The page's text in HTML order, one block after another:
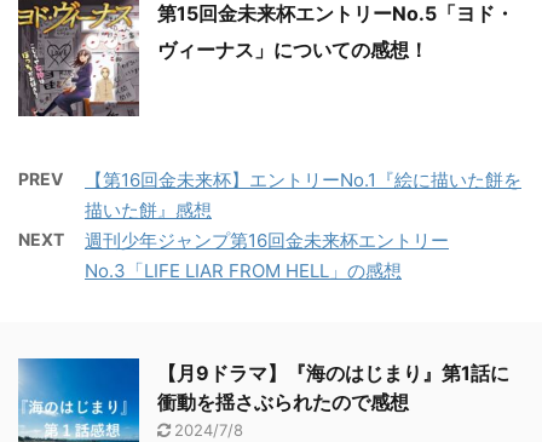
第15回金未来杯エントリーNo.5「ヨド・
ヴィーナス」についての感想！
PREV
【第16回金未来杯】エントリーNo.1『絵に描いた餅を
描いた餅』感想
NEXT
週刊少年ジャンプ第16回金未来杯エントリー
No.3「LIFE LIAR FROM HELL」の感想
【月9ドラマ】『海のはじまり』第1話に
衝動を揺さぶられたので感想
2024/7/8